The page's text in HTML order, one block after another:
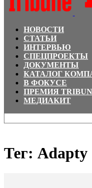
НОВОСТИ
СТАТЬИ
ИНТЕРВЬЮ
СПЕЦПРОЕКТЫ
ДОКУМЕНТЫ
КАТАЛОГ
В ФОКУСЕ
ПРЕМИЯ
МЕДИАКИТ
Тег: Adapty